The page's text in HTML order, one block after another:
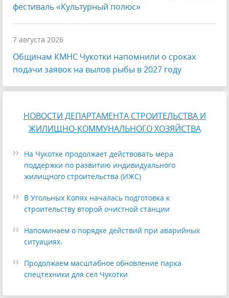
фестиваль «Культурный полюс»
7 августа 2026
Общинам КМНС Чукотки напомнили о сроках
подачи заявок на вылов рыбы в 2027 году
НОВОСТИ ДЕПАРТАМЕНТА СТРОИТЕЛЬСТВА И
ЖИЛИЩНО-КОММУНАЛЬНОГО ХОЗЯЙСТВА
На Чукотке продолжает действовать мера
поддержки по развитию индивидуального
жилищного строительства (ИЖС)
В Угольных Копях началась подготовка к
строительству второй очистной станции
Напоминаем о порядке действий при аварийных
ситуациях.
Продолжаем масштабное обновление парка
спецтехники для сел Чукотки